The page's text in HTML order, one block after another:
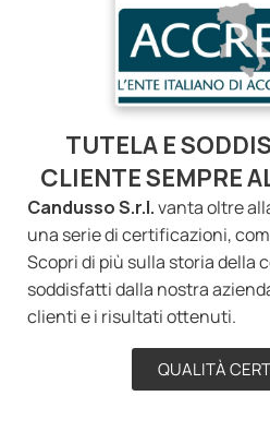
TUTELA E
CLIENTE SEMPRE
Candusso S.r.l.vanta oltre
una serie di certificazioni,
Scopri di più sulla storia della
soddisfatti dalla nostra
clienti e i risultati ottenuti.
QUALITÀ